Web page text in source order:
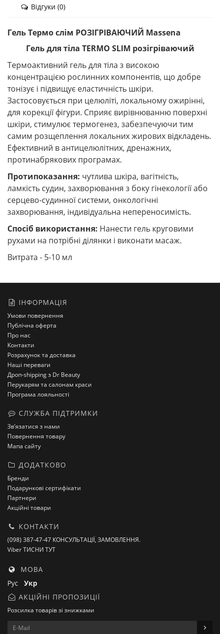
Відгуки (0)
Гель Термо слім РОЗІГРІВАЮЧИЙ Massena
Гель для тіла TERMO SLIM розігріваючий
Термоактивний гель для тіла з високою
концентрацією рослинних компонентів, що добре
тонізує і підвищує еластичність шкіри.
Застосовується при целюліті, локальному ожирінні,
для корекції фігури. Сприяє вирівнюванню поверхні
шкіри, стимулює термогенез, забезпечуючи тим
самим розщеплення локальних жирових відкладень.
Ефективний в антицелюлітних, дренажних,
протинабрякових програмах.
Протипоказання: чутлива шкіра, вагітність,
ламкість судин, захворювання з боку гінекології або
серцево-судинної системи, онкологічні
захворювання, індивідуальна непереносимість.
Спосіб використання: Нанести гель круговими
рухами на потрібні ділянки і виконати масаж.
Витрата - 5-10 мл
ІНФОРМАЦІЯ
Умови повернення
Публічна оферта
Про нас
Контакти
Розрахунок та доставка
Наші переваги
Дроп-shipping з Dr Beauty
Перукарям та салонам краси
Програма лояльності
СЛУЖБА ПІДТРИМКИ
Зв’язатися з нами
Повернення товару
Мапа сайту
ДОДАТКОВО
Бренди
Подарункові сертифікати
Партнери
Акційні товари
КОНТАКТИ
(098) 387-47-47 КОНСУЛЬТАЦІЇ, ЗАМОВЛЕННЯ.
Viber ТИСНИ ТУТ
МОВА
Рус Укр
АКЦІЙНІ ПРОПОЗИЦІЇ
Розсилка товарів зі знижками